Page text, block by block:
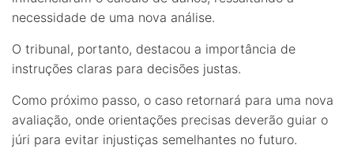
necessidade de uma nova análise.
O tribunal, portanto, destacou a importância de
instruções claras para decisões justas.
Como próximo passo, o caso retornará para uma nova
avaliação, onde orientações precisas deverão guiar o
júri para evitar injustiças semelhantes no futuro.